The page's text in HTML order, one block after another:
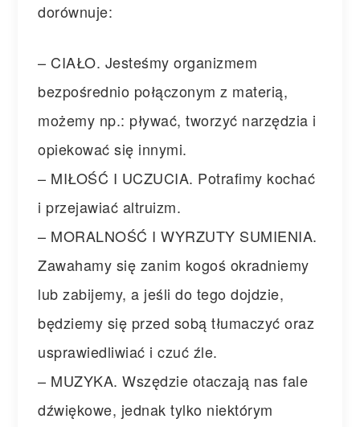
dorównuje:
– CIAŁO. Jesteśmy organizmem
bezpośrednio połączonym z materią,
możemy np.: pływać, tworzyć narzędzia i
opiekować się innymi.
– MIŁOŚĆ I UCZUCIA. Potrafimy kochać
i przejawiać altruizm.
– MORALNOŚĆ I WYRZUTY SUMIENIA.
Zawahamy się zanim kogoś okradniemy
lub zabijemy, a jeśli do tego dojdzie,
będziemy się przed sobą tłumaczyć oraz
usprawiedliwiać i czuć źle.
– MUZYKA. Wszędzie otaczają nas fale
dźwiękowe, jednak tylko niektórym